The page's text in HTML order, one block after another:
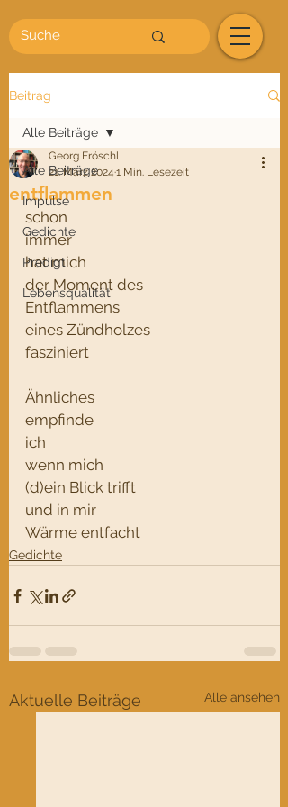
Beitrag
Alle Beiträge
Impulse
Gedichte
Predigt
Lebensqualität
Alle Beiträge
entflammen
Georg Fröschl
21. März 2024 1 Min. Lesezeit
schon
immer
hat mich
der Moment des
Entflammens
eines Zündholzes
fasziniert
Ähnliches
empfinde
ich
wenn mich
(d)ein Blick trifft
und in mir
Wärme entfacht
Gedichte
Aktuelle Beiträge Alle ansehen